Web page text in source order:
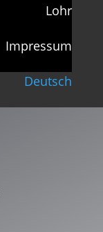
Lohr
Impressum
Deutsch